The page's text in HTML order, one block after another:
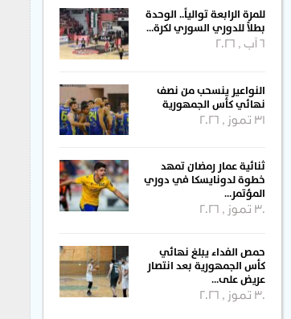
للمرة الرابعة توالياً.. الوحدة
بطلاً للدوري السوري لكرة…
6 آب , 2026
النواعير ينسحب من نصف
نهائي كأس الجمهورية
31 تموز , 2026
ثنائية عمار رمضان تمهد
خطوة لدونايسكا في دوري
المؤتمر…
30 تموز , 2026
حمص الفداء يبلغ نهائي
كأس الجمهورية بعد انتصار
عريض على…
30 تموز , 2026